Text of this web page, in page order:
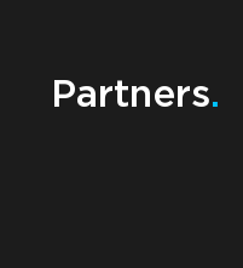
Partners.